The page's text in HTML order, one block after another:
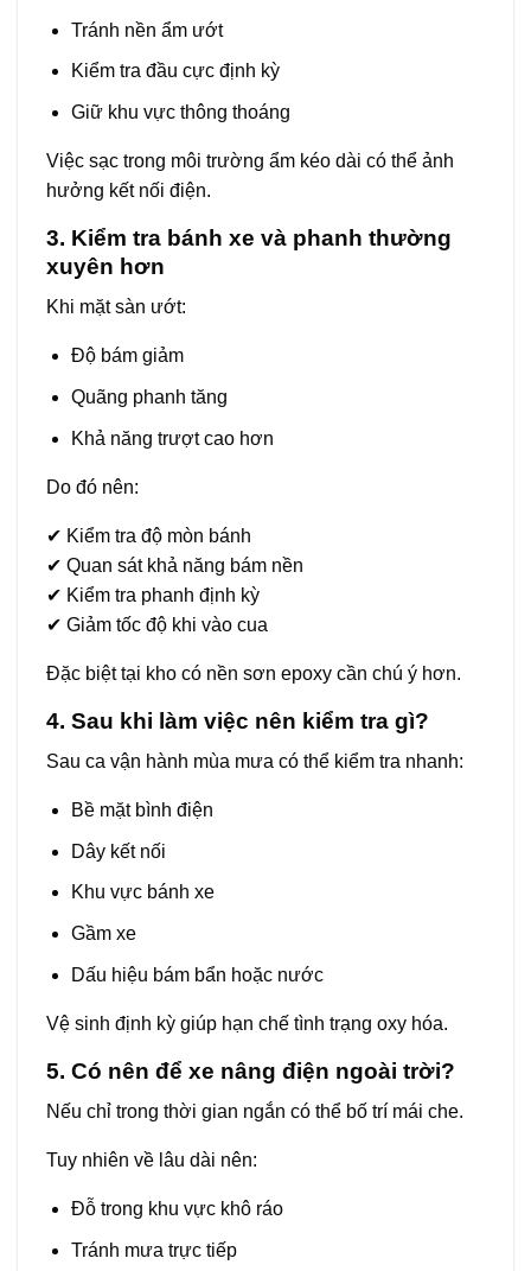
Tránh nền ẩm ướt
Kiểm tra đầu cực định kỳ
Giữ khu vực thông thoáng
Việc sạc trong môi trường ẩm kéo dài có thể ảnh
hưởng kết nối điện.
3. Kiểm tra bánh xe và phanh thường
xuyên hơn
Khi mặt sàn ướt:
Độ bám giảm
Quãng phanh tăng
Khả năng trượt cao hơn
Do đó nên:
✔ Kiểm tra độ mòn bánh
✔ Quan sát khả năng bám nền
✔ Kiểm tra phanh định kỳ
✔ Giảm tốc độ khi vào cua
Đặc biệt tại kho có nền sơn epoxy cần chú ý hơn.
4. Sau khi làm việc nên kiểm tra gì?
Sau ca vận hành mùa mưa có thể kiểm tra nhanh:
Bề mặt bình điện
Dây kết nối
Khu vực bánh xe
Gầm xe
Dấu hiệu bám bẩn hoặc nước
Vệ sinh định kỳ giúp hạn chế tình trạng oxy hóa.
5. Có nên để xe nâng điện ngoài trời?
Nếu chỉ trong thời gian ngắn có thể bố trí mái che.
Tuy nhiên về lâu dài nên:
Đỗ trong khu vực khô ráo
Tránh mưa trực tiếp